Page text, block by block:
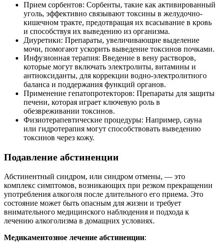
Прием сорбентов: Сорбенты, такие как активированный
уголь, эффективно связывают токсины в желудочно-
кишечном тракте, предотвращая их всасывание в кровь
и способствуя их выведению из организма.
Диуретики: Препараты, увеличивающие выделение
мочи, помогают ускорить выведение токсинов почками.
Инфузионная терапия: Введение в вену растворов,
которые могут включать электролиты, витамины и
антиоксиданты, для коррекции водно-электролитного
баланса и поддержания функций органов.
Применение гепатопротекторов: Препараты для защиты
печени, которая играет ключевую роль в
обезвреживании токсинов.
Физиотерапевтические процедуры: Например, сауна
или гидротерапия могут способствовать выведению
токсинов через кожу.
Подавление абстиненции
Абстинентный синдром, или синдром отмены, — это
комплекс симптомов, возникающих при резком прекращении
употребления алкоголя после длительного его приема. Это
состояние может быть опасным для жизни и требует
внимательного медицинского наблюдения и подхода к
лечению алкоголизма в домащних условиях.
Медикаментозное лечение абстиненции: